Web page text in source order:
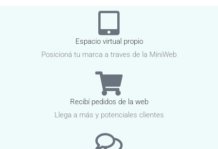
Espacio virtual propio
Posicioná tu marca a traves de la MiniWeb
Recibí pedidos de la web
Llega a más y potenciales clientes